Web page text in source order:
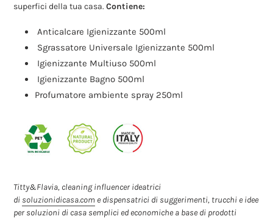
superfici della tua casa. Contiene:
Anticalcare Igienizzante 500ml
Sgrassatore Universale Igienizzante 500ml
Igienizzante Multiuso 500ml
Igienizzante Bagno 500ml
Profumatore ambiente spray 250ml
Titty&Flavia, cleaning influencer ideatrici
di soluzionidicasa.com e dispensatrici di suggerimenti, trucchi e idee
per soluzioni di casa semplici ed economiche a base di prodotti